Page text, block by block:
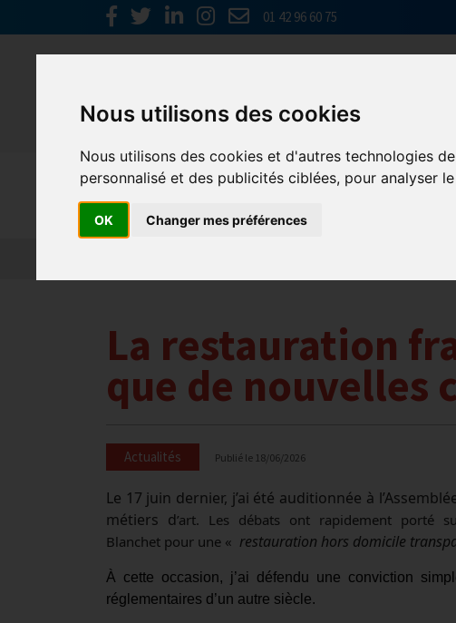
Nous utilisons des cookies
Nous utilisons des cookies et d'autres technologies
personnalisé et des publicités ciblées, pour analyser
OK Changer mes préférences
01 42 96 60 75
Actualités
La restauration
que de nouvelles
Actualités Publié le 18/06/2026
Le 17 juin dernier, j’ai été auditionnée à
métiers d’art. Les débats ont rapidement porté
Blanchet pour une « restauration hors domicile
À cette occasion, j’ai défendu une conviction
réglementaires d’un autre siècle.